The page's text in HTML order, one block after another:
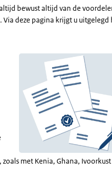
bewust altijd van de
deze pagina krijgt u uitgelegd
met Kenia, Ghana,